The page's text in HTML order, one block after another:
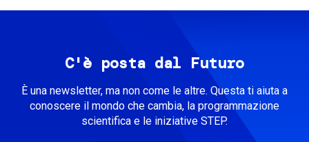
C'è posta dal Futuro
È una newsletter, ma non come le altre. Questa ti aiuta a
conoscere il mondo che cambia, la programmazione
scientifica e le iniziative STEP.